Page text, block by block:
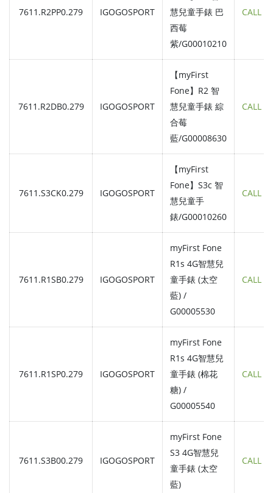
7611.R2PP0.279 IGOGOSPORT
慧兒童手錶 巴
西莓
紫/G00010210
CALL
7611.R2DB0.279 IGOGOSPORT
【myFirst
Fone】R2 智
慧兒童手錶 綜
合莓
藍/G00008630
CALL
7611.S3CK0.279 IGOGOSPORT
【myFirst
Fone】S3c 智
慧兒童手
錶/G00010260
CALL
7611.R1SB0.279 IGOGOSPORT
myFirst Fone
R1s 4G智慧兒
童手錶 (太空
藍) /
G00005530
CALL
7611.R1SP0.279 IGOGOSPORT
myFirst Fone
R1s 4G智慧兒
童手錶 (棉花
糖) /
G00005540
CALL
7611.S3B00.279 IGOGOSPORT
myFirst Fone
S3 4G智慧兒
童手錶 (太空
藍)
CALL